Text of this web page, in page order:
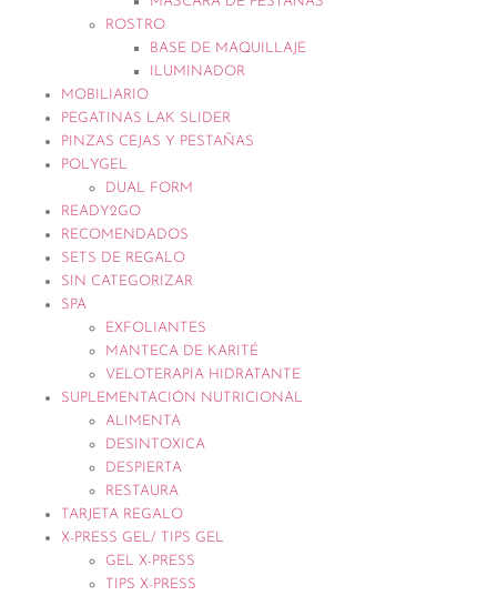
ROSTRO
BASE DE MAQUILLAJE
ILUMINADOR
MOBILIARIO
PEGATINAS LAK SLIDER
PINZAS CEJAS Y PESTAÑAS
POLYGEL
DUAL FORM
READY2GO
RECOMENDADOS
SETS DE REGALO
SIN CATEGORIZAR
SPA
EXFOLIANTES
MANTECA DE KARITÉ
VELOTERAPIA HIDRATANTE
SUPLEMENTACIÓN NUTRICIONAL
ALIMENTA
DESINTOXICA
DESPIERTA
RESTAURA
TARJETA REGALO
X-PRESS GEL/ TIPS GEL
GEL X-PRESS
TIPS X-PRESS